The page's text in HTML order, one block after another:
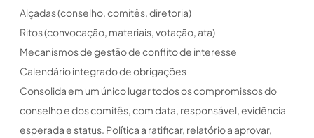
Alçadas (conselho, comitês, diretoria)
Ritos (convocação, materiais, votação, ata)
Mecanismos de gestão de conflito de interesse
Calendário integrado de obrigações
Consolida em um único lugar todos os compromissos do
conselho e dos comitês, com data, responsável, evidência
esperada e status. Política a ratificar, relatório a aprovar,